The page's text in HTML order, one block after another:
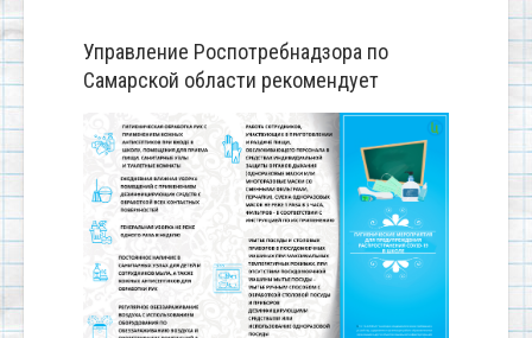
Управление Роспотребнадзора по
Самарской области рекомендует